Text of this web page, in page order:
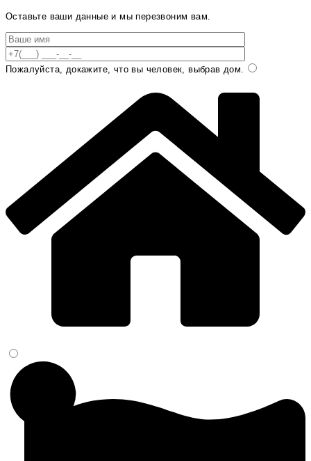
Оставьте ваши данные и мы перезвоним вам.
Пожалуйста, докажите, что вы человек, выбрав дом